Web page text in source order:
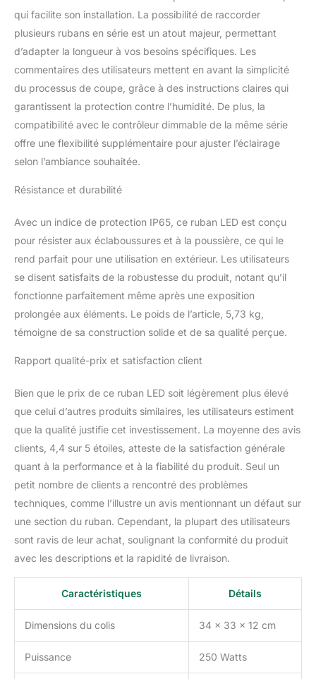
intersections marquées.
professionnelle - IP65
(prise d'alimentation
IP44) - Protégé contre
les projections d'eau et la
produit parfait pour tous
les types
d'intérieur/extérieur. Idéal
clips de fixation avec vis,
gaines
thermorétractables.
qui facilite son installation. La possibilité de raccorder
plusieurs rubans en série est un atout majeur, permettant
d’adapter la longueur à vos besoins spécifiques. Les
commentaires des utilisateurs mettent en avant la simplicité
du processus de coupe, grâce à des instructions claires qui
garantissent la protection contre l’humidité. De plus, la
compatibilité avec le contrôleur dimmable de la même série
offre une flexibilité supplémentaire pour ajuster l’éclairage
selon l’ambiance souhaitée.
Résistance et durabilité
Avec un indice de protection IP65, ce ruban LED est conçu
pour résister aux éclaboussures et à la poussière, ce qui le
rend parfait pour une utilisation en extérieur. Les utilisateurs
se disent satisfaits de la robustesse du produit, notant qu’il
fonctionne parfaitement même après une exposition
prolongée aux éléments. Le poids de l’article, 5,73 kg,
témoigne de sa construction solide et de sa qualité perçue.
Rapport qualité-prix et satisfaction client
Bien que le prix de ce ruban LED soit légèrement plus élevé
que celui d’autres produits similaires, les utilisateurs estiment
que la qualité justifie cet investissement. La moyenne des avis
clients, 4,4 sur 5 étoiles, atteste de la satisfaction générale
quant à la performance et à la fiabilité du produit. Seul un
petit nombre de clients a rencontré des problèmes
techniques, comme l’illustre un avis mentionnant un défaut sur
une section du ruban. Cependant, la plupart des utilisateurs
sont ravis de leur achat, soulignant la conformité du produit
avec les descriptions et la rapidité de livraison.
Caractéristiques Détails
Dimensions du colis 34 x 33 x 12 cm
Puissance 250 Watts